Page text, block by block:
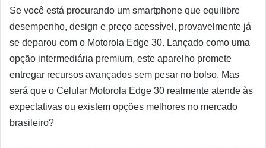
Se você está procurando um smartphone que equilibre
desempenho, design e preço acessível, provavelmente já
se deparou com o Motorola Edge 30. Lançado como uma
opção intermediária premium, este aparelho promete
entregar recursos avançados sem pesar no bolso. Mas
será que o Celular Motorola Edge 30 realmente atende às
expectativas ou existem opções melhores no mercado
brasileiro?